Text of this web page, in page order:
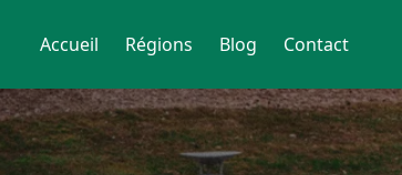
Accueil Régions Blog Contact